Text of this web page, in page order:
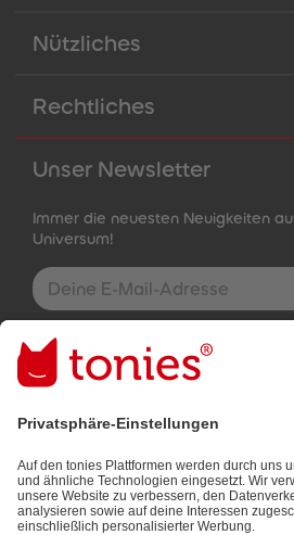
Nützliches
Rechtliches
Unser Newsletter
Immer die neuesten Neuigkeiten
Universum!
E-Mail-Addresse
Mit dem Absenden abonnierst du
auf den von dir bereitgestellten
informationen) und den von dir zu
Datenschutzbestimmungen.
Bezahlmethoden: